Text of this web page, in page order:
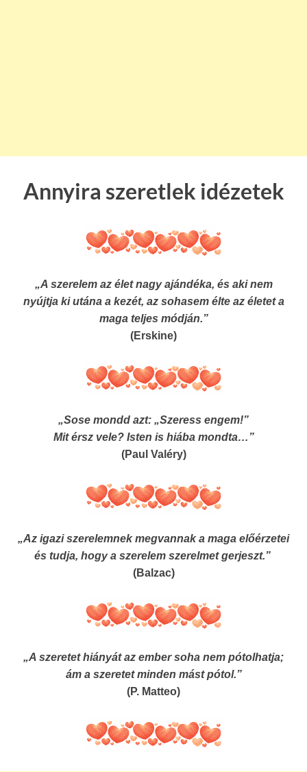
Annyira szeretlek idézetek
„A szerelem az élet nagy ajándéka, és aki nem
nyújtja ki utána a kezét, az sohasem élte az életet a
maga teljes módján.”
(Erskine)
„Sose mondd azt: „Szeress engem!”
Mit érsz vele? Isten is hiába mondta…”
(Paul Valéry)
„Az igazi szerelemnek megvannak a maga előérzetei
és tudja, hogy a szerelem szerelmet gerjeszt.”
(Balzac)
„A szeretet hiányát az ember soha nem pótolhatja;
ám a szeretet minden mást pótol.”
(P. Matteo)